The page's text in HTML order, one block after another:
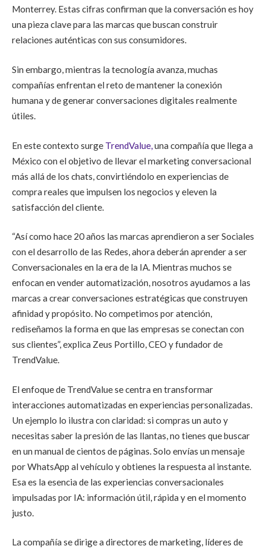
Monterrey. Estas cifras confirman que la conversación es hoy
una pieza clave para las marcas que buscan construir
relaciones auténticas con sus consumidores.
Sin embargo, mientras la tecnología avanza, muchas
compañías enfrentan el reto de mantener la conexión
humana y de generar conversaciones digitales realmente
útiles.
En este contexto surge TrendValue una compañía que llega a
México con el objetivo de llevar el marketing conversacional
más allá de los chats, convirtiéndolo en experiencias de
compra reales que impulsen los negocios y eleven la
satisfacción del cliente.
“Así como hace 20 años las marcas aprendieron a ser Sociales
con el desarrollo de las Redes, ahora deberán aprender a ser
Conversacionales en la era de la IA. Mientras muchos se
enfocan en vender automatización, nosotros ayudamos a las
marcas a crear conversaciones estratégicas que construyen
afinidad y propósito. No competimos por atención,
rediseñamos la forma en que las empresas se conectan con
sus clientes”, explica Zeus Portillo, CEO y fundador de
TrendValue.
El enfoque de TrendValue se centra en transformar
interacciones automatizadas en experiencias personalizadas.
Un ejemplo lo ilustra con claridad: si compras un auto y
necesitas saber la presión de las llantas, no tienes que buscar
en un manual de cientos de páginas. Solo envías un mensaje
por WhatsApp al vehículo y obtienes la respuesta al instante.
Esa es la esencia de las experiencias conversacionales
impulsadas por IA: información útil, rápida y en el momento
justo.
La compañía se dirige a directores de marketing, líderes de